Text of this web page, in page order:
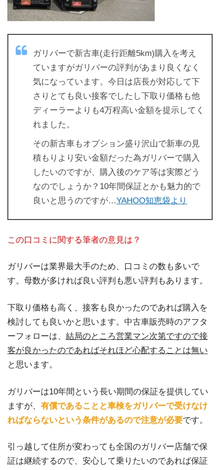
ガリバーで新古車(走行距離5km)購入を考え
ていますがガリバーの評判があまり良くなく
気になっています。今日は店長が対応して下
さりとても良い接客でしたし下取り価格も他
ディーラーよりも4万程高い金額を提示してく
れました。
その新古車もオプション盛り沢山で新車の見
積もりより安い金額だった為ガリバーで購入
したいのですが、購入後のケア等は実際どう
なのでしょうか？10年間保証とかも魅力的で
良いと思うのですが…YAHOO知恵袋より
この口コミに関する筆者の意見は？
ガリバーは業界最大手のため、口コミの数も多いで
す。母数が多ければ良い評判も悪い評判もあります。
下取り価格も高く、接客も良かったのであれば購入を
検討しても良いかと思います。中古車販売時のアフタ
ーフォローは、 結局のところ営業マン次第ですので接
客が良かったのであればそれほど心配することは無い
と思います。
ガリバーは10年間という長い期間の保証を提供してい
ますが、 有償であることと車検をガリバーで受けなけ
ればならないという条件があるので注意が必要です。
引っ越して住所が変わっても全国のガリバー店舗で保
証は継続するので、安心して乗りたいのであれば保証